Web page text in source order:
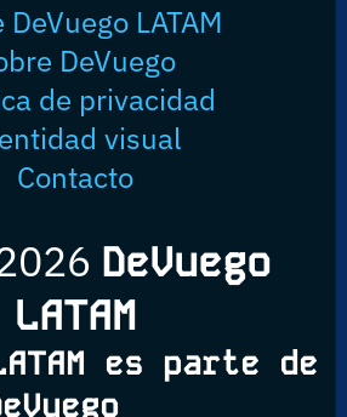
DeVuego LATAM
DeVuego
de privacidad
visual
Contacto
DeVuego
LATAM
es parte de